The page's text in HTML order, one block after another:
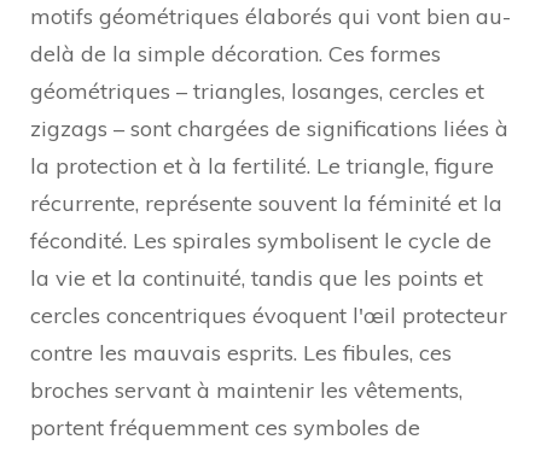
motifs géométriques élaborés qui vont bien au-
delà de la simple décoration. Ces formes
géométriques – triangles, losanges, cercles et
zigzags – sont chargées de significations liées à
la protection et à la fertilité. Le triangle, figure
récurrente, représente souvent la féminité et la
fécondité. Les spirales symbolisent le cycle de
la vie et la continuité, tandis que les points et
cercles concentriques évoquent l'œil protecteur
contre les mauvais esprits. Les fibules, ces
broches servant à maintenir les vêtements,
portent fréquemment ces symboles de